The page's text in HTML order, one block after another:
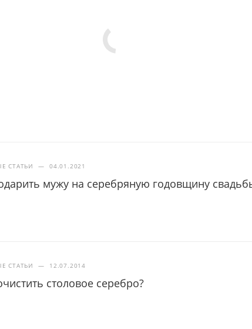
СТАТЬИ — 04.01.2021
мужу на серебряную годовщину
СТАТЬИ — 12.07.2014
столовое серебро?